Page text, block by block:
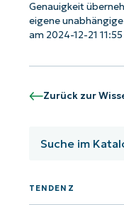
Genauigkeit
eigene
am 2024-12-21 11:55
Zurück zur
TENDENZ
last
name*
Phone
number*
Company